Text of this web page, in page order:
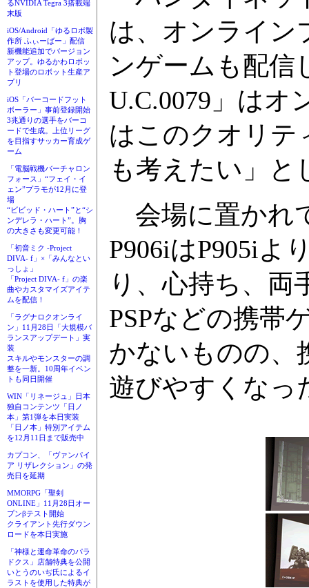
るNVIDIA Tegra 3搭載端
末版
iOS/Android「ゆるロボ製
作所 ふぃーばー」配信
新機能追加でバージョン
アップ。ゆるかわロボッ
ト登場のロボット生産ア
プリ
iOS「バーコードフット
ボーラー」事前登録開始
3兆通りの選手をバーコ
ードで生成。上位リーグ
を目指すサッカー育成ゲ
ーム
「電脳戦機バーチャロン
フォース」“フェイ・イ
ェン”プラモが12月に登
場
“ビビッド・ハート”と“シ
ンデレラ・ハート”。胸
の大きさも変更可能！
「初音ミク -Project
DIVA- f」×「みんなとい
っしょ」
「Project DIVA- f」の楽
曲やカスタマイズアイテ
ムを配信！
「ラグナロクオンライ
ン」11月28日「大規模バ
ランスアップデート」実
装
スキルやモンスターの調
整を一新。10周年イベン
トも同日開催
WIN「リネージュ」日本
独自コンテンツ「日ノ
本」第1弾を本日実装
「日ノ本」特別アイテム
を12月11日まで販売中
カプコン、「ヴァンパイ
ア リザレクション」の発
売日を延期
MMORPG「聖剣
ONLINE」11月28日オー
プンβテスト開始
クライアント先行ダウン
ロードを本日実施
「神様と運命革命のパラ
ドクス」店舗特典を公開
いとうのいぢ氏によるイ
ラストを使用した特典が
は、オンライン
ンゲームも配信
U.C.0079」はオ
はこのクオリテ
も考えたい」と
会場に置かれ
P906iはP905iよ
り、心持ち、両
PSPなどの携帯
かないものの、
遊びやすくなっ